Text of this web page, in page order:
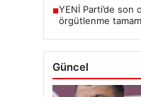
■YENİ Parti’de
örgütlenme
Güncel